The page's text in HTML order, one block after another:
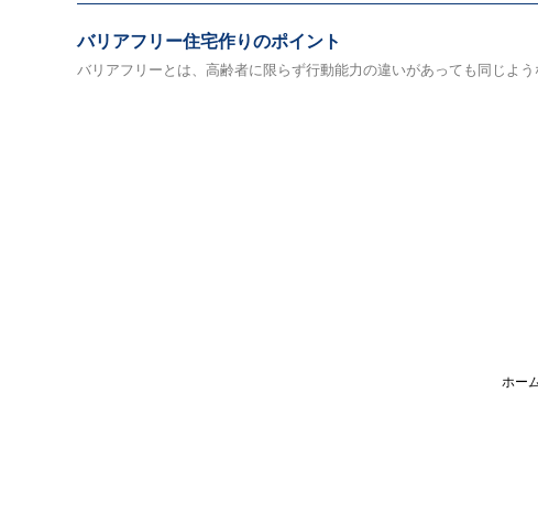
バリアフリー住宅作りのポイント
バリアフリーとは、高齢者に限らず行動能力の違いがあっても同じよ
ホー